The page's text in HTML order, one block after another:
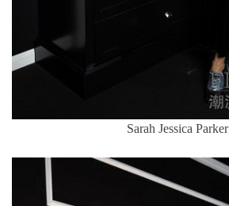
Sarah Jessica Parker